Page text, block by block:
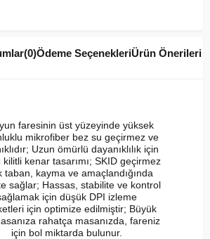
(0)Ödeme SeçenekleriÜrün Önerileri
faresinin üst yüzeyinde yüksek
mikrofiber bez su geçirmez ve
Uzun ömürlü dayanıklılık için
kenar tasarımı; SKID geçirmez
taban, kayma ve amaçlandığında
sağlar; Hassas, stabilite ve kontrol
için düşük DPI izleme
için optimize edilmiştir; Büyük
rahatça masanızda, fareniz
için bol miktarda bulunur.